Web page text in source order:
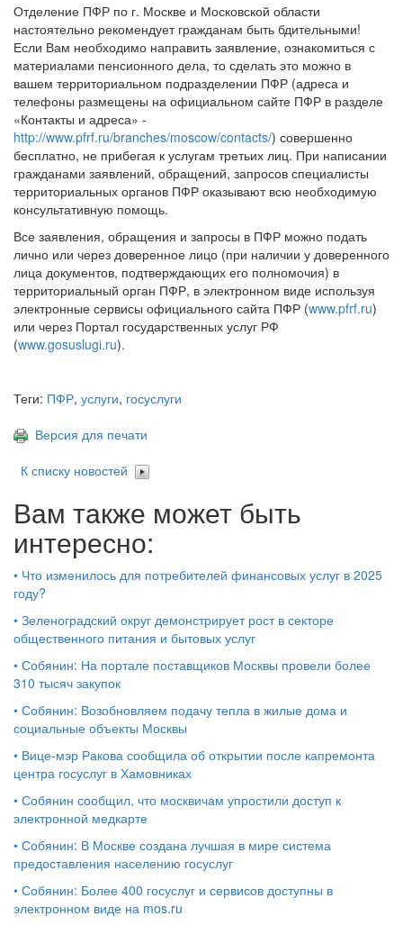
Отделение ПФР по г. Москве и Московской области
настоятельно рекомендует гражданам быть бдительными!
Если Вам необходимо направить заявление, ознакомиться с
материалами пенсионного дела, то сделать это можно в
вашем территориальном подразделении ПФР (адреса и
телефоны размещены на официальном сайте ПФР в разделе
«Контакты и адреса» -
http://www.pfrf.ru/branches/moscow/contacts/) совершенно
бесплатно, не прибегая к услугам третьих лиц. При написании
гражданами заявлений, обращений, запросов специалисты
территориальных органов ПФР оказывают всю необходимую
консультативную помощь.
Все заявления, обращения и запросы в ПФР можно подать
лично или через доверенное лицо (при наличии у доверенного
лица документов, подтверждающих его полномочия) в
территориальный орган ПФР, в электронном виде используя
электронные сервисы официального сайта ПФР (www.pfrf.ru)
или через Портал государственных услуг РФ
(www.gosuslugi.ru).
Теги: ПФР, услуги, госуслуги
Версия для печати
К списку новостей
Вам также может быть
интересно:
• Что изменилось для потребителей финансовых услуг в 2025
году?
• Зеленоградский округ демонстрирует рост в секторе
общественного питания и бытовых услуг
• Собянин: На портале поставщиков Москвы провели более
310 тысяч закупок
• Собянин: Возобновляем подачу тепла в жилые дома и
социальные объекты Москвы
• Вице-мэр Ракова сообщила об открытии после капремонта
центра госуслуг в Хамовниках
• Собянин сообщил, что москвичам упростили доступ к
электронной медкарте
• Собянин: В Москве создана лучшая в мире система
предоставления населению госуслуг
• Собянин: Более 400 госуслуг и сервисов доступны в
электронном виде на mos.ru